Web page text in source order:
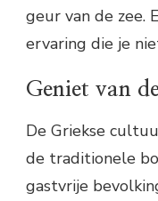
geur van de zee.
ervaring die je
Geniet van
De Griekse
de traditionele
gastvrije